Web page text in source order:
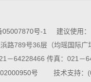
05007870号-1
建议使用：
路789号36层（均瑶国际广
－64228466 传真：021－
号 技术支持：